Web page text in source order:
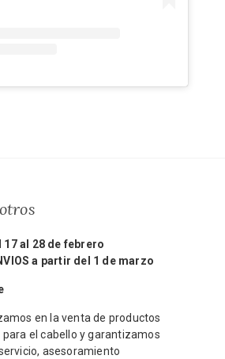
17 al 28 de febrero
a partir del 1 de marzo
en la venta de productos
el cabello y garantizamos
asesoramiento